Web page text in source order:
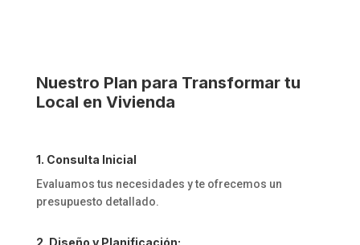
Nuestro Plan para Transformar tu
Local en Vivienda
1. Consulta Inicial
Evaluamos tus necesidades y te ofrecemos un
presupuesto detallado.